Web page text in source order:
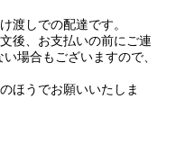
渡しでの配達です。
後、お支払いの前にご連
場合もございますので、
ほうでお願いいたしま